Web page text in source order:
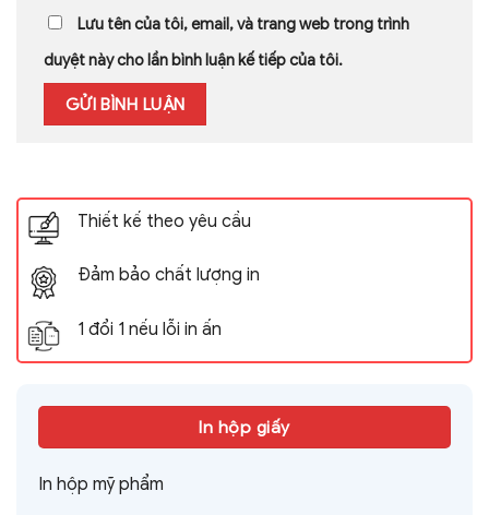
Thiết kế theo yêu cầu
Đảm bảo chất lượng in
1 đổi 1 nếu lỗi in ấn
In hộp giấy
In hộp mỹ phẩm
Lưu tên của tôi, email, và trang web trong trình
duyệt này cho lần bình luận kế tiếp của tôi.